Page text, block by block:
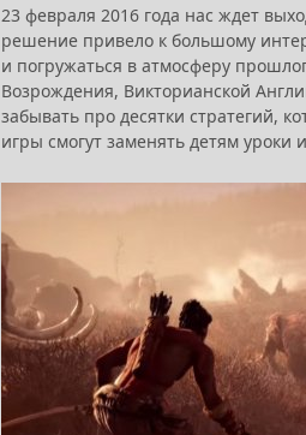
23 февраля 2016 года нас ждет
решение привело к большому
и погружаться в атмосферу
Возрождения, Викторианской
забывать про десятки стратегий,
игры смогут заменять детям уроки